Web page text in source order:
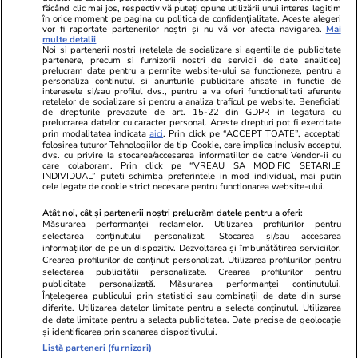
Ringier România
Libertatea pentru
Unica.ro
Program TV
Avantaje
ELLE
Gazeta Sporturilor
Stiri mondene
Calculator sarcina
Ajută Copiii
Locuri de muncă
Imobiliare.ro
Jobradar24
Imoradar24
Colecții Libertatea
Pariază responsabil! Decizia ONJN nr. 821/25.09.2025.
Jocurile de noroc sunt interzise minorilor.
Actualizare preferințe cookies
făcând clic mai jos, respectiv vă puteți opune utilizării unui interes legitim
în orice moment pe pagina cu politica de confidențialitate. Aceste alegeri
vor fi raportate partenerilor noștri și nu vă vor afecta navigarea. Mai
multe detalii
Noi si partenerii nostri (retelele de socializare si agentiile de publicitate
partenere, precum si furnizorii nostri de servicii de date analitice)
prelucram date pentru a permite website-ului sa functioneze, pentru a
personaliza continutul si anunturile publicitare afisate in functie de
interesele si/sau profilul dvs., pentru a va oferi functionalitati aferente
retelelor de socializare si pentru a analiza traficul pe website. Beneficiati
de drepturile prevazute de art. 15-22 din GDPR in legatura cu
prelucrarea datelor cu caracter personal. Aceste drepturi pot fi exercitate
prin modalitatea indicataaici. Prin click pe “ACCEPT TOATE”, acceptati
folosirea tuturor Tehnologiilor de tip Cookie, care implica inclusiv acceptul
dvs. cu privire la stocarea/accesarea informatiilor de catre Vendor-ii cu
care colaboram. Prin click pe “VREAU SA MODIFIC SETARILE
INDIVIDUAL” puteti schimba preferintele in mod individual, mai putin
cele legate de cookie strict necesare pentru functionarea website-ului.
Atât noi, cât și partenerii noștri prelucrăm datele pentru a oferi:
Măsurarea performanței reclamelor. Utilizarea profilurilor pentru
selectarea conținutului personalizat. Stocarea și/sau accesarea
informațiilor de pe un dispozitiv. Dezvoltarea și îmbunătățirea serviciilor.
Crearea profilurilor de conținut personalizat. Utilizarea profilurilor pentru
selectarea publicității personalizate. Crearea profilurilor pentru
publicitate personalizată. Măsurarea performanței conținutului.
Înțelegerea publicului prin statistici sau combinații de date din surse
diferite. Utilizarea datelor limitate pentru a selecta conținutul. Utilizarea
de date limitate pentru a selecta publicitatea. Date precise de geolocație
și identificarea prin scanarea dispozitivului.
Listă parteneri (furnizori)